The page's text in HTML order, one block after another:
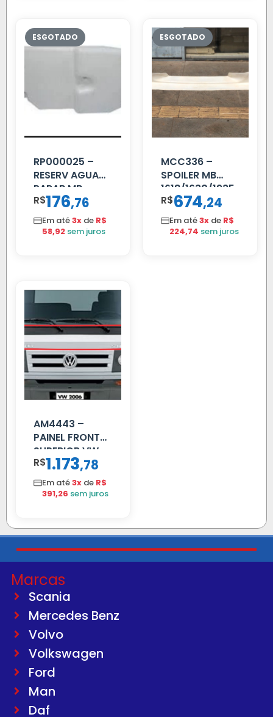
RP000025 –
RESERV AGUA
PARAB MB
ACCELO
C/TAMPA
R$176,76
Em até3x de R$
58,92 sem juros
MCC336 –
SPOILER MB
1618/1630/1935
04 FAR
C/BIGOD
R$674,24
Em até3x de R$
224,74 sem juros
AM4443 –
PAINEL FRONTAL
SUPERIOR VW
DELIVERY
R$1.173,78
Em até3x de R$
391,26 sem juros
Marcas
Scania
Mercedes Benz
Volvo
Volkswagen
Ford
Man
Daf